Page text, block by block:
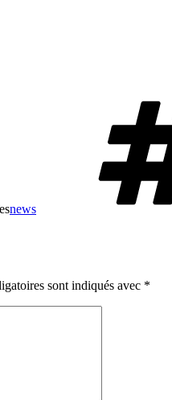
news
sont indiqués avec *